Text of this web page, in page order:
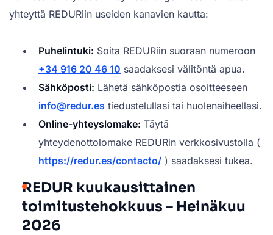
yhteyttä REDURiin useiden kanavien kautta:
Puhelintuki: Soita REDURiin suoraan numeroon
+34 916 20 46 10 saadaksesi välitöntä apua.
Sähköposti: Lähetä sähköpostia osoitteeseen
info@redur.es tiedustelullasi tai huolenaiheellasi.
Online-yhteyslomake: Täytä
yhteydenottolomake REDURin verkkosivustolla (
https://redur.es/contacto/ ) saadaksesi tukea.
REDUR kuukausittainen
toimitustehokkuus – Heinäkuu
2026